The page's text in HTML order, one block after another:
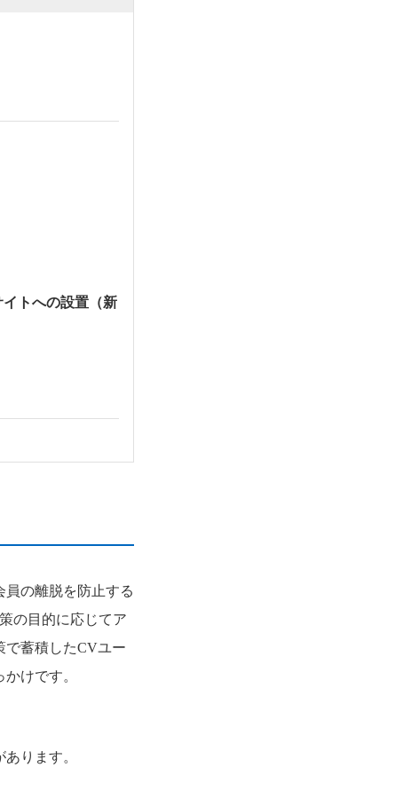
トへの設置（新
の離脱を防止する
の目的に応じてア
で蓄積したCVユー
けです。
ります。